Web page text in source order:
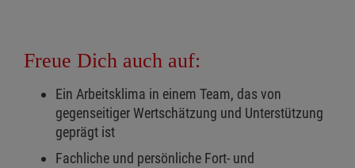
Freue Dich auch auf:
Ein Arbeitsklima in einem Team, das von
gegenseitiger Wertschätzung und Unterstützung
geprägt ist
Fachliche und persönliche Fort- und